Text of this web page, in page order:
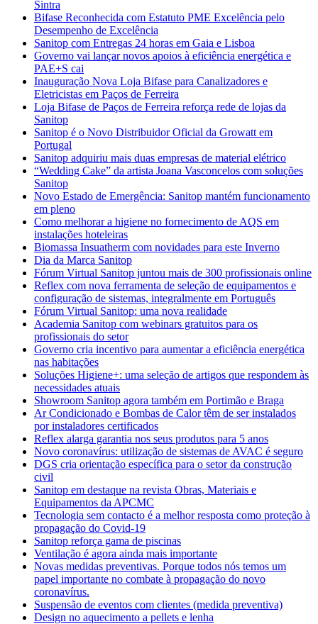
Sintra
Bifase Reconhecida com Estatuto PME Excelência pelo
Desempenho de Excelência
Sanitop com Entregas 24 horas em Gaia e Lisboa
Governo vai lançar novos apoios à eficiência energética e
PAE+S cai
Inauguração Nova Loja Bifase para Canalizadores e
Eletricistas em Paços de Ferreira
Loja Bifase de Paços de Ferreira reforça rede de lojas da
Sanitop
Sanitop é o Novo Distribuidor Oficial da Growatt em
Portugal
Sanitop adquiriu mais duas empresas de material elétrico
“Wedding Cake” da artista Joana Vasconcelos com soluções
Sanitop
Novo Estado de Emergência: Sanitop mantém funcionamento
em pleno
Como melhorar a higiene no fornecimento de AQS em
instalações hoteleiras
Biomassa Insuatherm com novidades para este Inverno
Dia da Marca Sanitop
Fórum Virtual Sanitop juntou mais de 300 profissionais online
Reflex com nova ferramenta de seleção de equipamentos e
configuração de sistemas, integralmente em Português
Fórum Virtual Sanitop: uma nova realidade
Academia Sanitop com webinars gratuitos para os
profissionais do setor
Governo cria incentivo para aumentar a eficiência energética
nas habitações
Soluções Higiene+: uma seleção de artigos que respondem às
necessidades atuais
Showroom Sanitop agora também em Portimão e Braga
Ar Condicionado e Bombas de Calor têm de ser instalados
por instaladores certificados
Reflex alarga garantia nos seus produtos para 5 anos
Novo coronavírus: utilização de sistemas de AVAC é seguro
DGS cria orientação específica para o setor da construção
civil
Sanitop em destaque na revista Obras, Materiais e
Equipamentos da APCMC
Tecnologia sem contacto é a melhor resposta como proteção à
propagação do Covid-19
Sanitop reforça gama de piscinas
Ventilação é agora ainda mais importante
Novas medidas preventivas. Porque todos nós temos um
papel importante no combate à propagação do novo
coronavírus.
Suspensão de eventos com clientes (medida preventiva)
Design no aquecimento a pellets e lenha